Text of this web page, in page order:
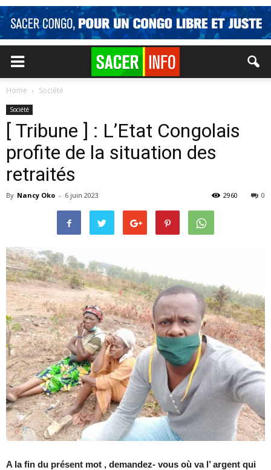
Home Société
Société
[ Tribune ] : L’Etat Congolais
profite de la situation des
retraités
By Nancy Oko - 6 juin 2023 0
2960
A la fin du présent mot , demandez- vous où va l’ argent qui